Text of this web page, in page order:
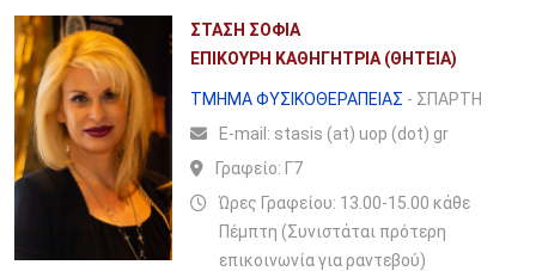
ΣΤΑΣΗ ΣΟΦΙΑ
ΕΠΙΚΟΥΡΗ ΚΑΘΗΓΗΤΡΙΑ (ΘΗΤΕΙΑ)
ΤΜΗΜΑ ΦΥΣΙΚΟΘΕΡΑΠΕΙΑΣ - ΣΠΑΡΤΗ
Ε-mail: stasis (at) uop (dot) gr
Γραφείο: Γ7
Ώρες Γραφείου: 13.00-15.00 κάθε
Πέμπτη (Συνιστάται πρότερη
επικοινωνία για ραντεβού)